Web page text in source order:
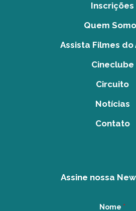
Inscrições
Quem
Assista Filmes do
Cineclube
Circuito
Notícias
Contato
Assine nossa
Nome *